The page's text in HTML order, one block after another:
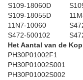
S109-18060D
S109-18055D
11N7-10060
S472-500102
Het Aantal van de
PH30P01002F1
PH30P01002S001
PH30P01002S002